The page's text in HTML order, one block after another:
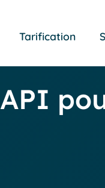
Tarification
API